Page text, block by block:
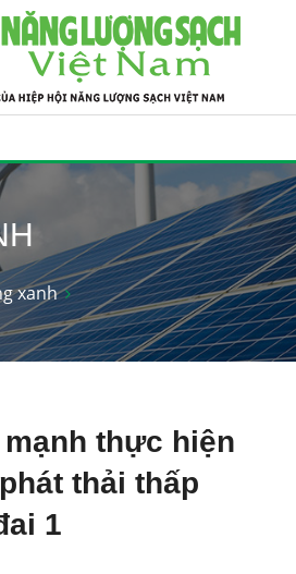
xanh
thực hiện
thải thấp
1